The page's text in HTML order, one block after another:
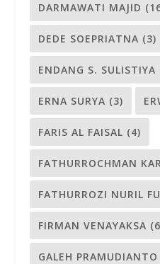
DARMAWATI MAJID
DEDE SOEPRIATNA (3)
ENDANG S. SULISTIYA
ERNA SURYA (3)
FARIS AL FAISAL (4)
FATHURROCHMAN
FATHURROZI NURIL
FIRMAN VENAYAKSA
GALEH PRAMUDIANTO